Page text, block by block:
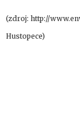
(zdroj: http://
Hustopece)